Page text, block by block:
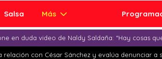
Salsa Más
en duda video de Naldy Saldaña: “Hay cosas
relación con César Sánchez y evalúa denunciar a